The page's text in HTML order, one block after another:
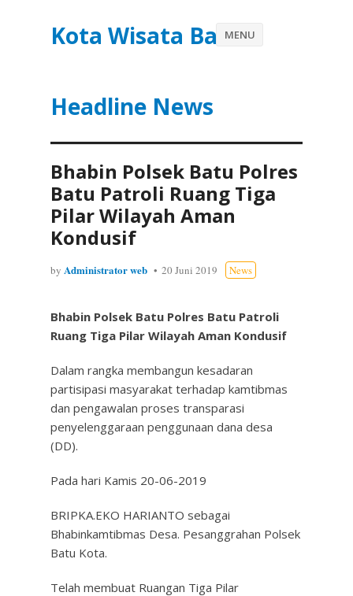
Kota Wisata Batu
Headline News
MENU
Bhabin Polsek Batu Polres
Batu Patroli Ruang Tiga
Pilar Wilayah Aman
Kondusif
by Administrator web 20 Juni 2019 News
Bhabin Polsek Batu Polres Batu Patroli
Ruang Tiga Pilar Wilayah Aman Kondusif
Dalam rangka membangun kesadaran
partisipasi masyarakat terhadap kamtibmas
dan pengawalan proses transparasi
penyelenggaraan penggunaan dana desa
(DD).
Pada hari Kamis 20-06-2019
BRIPKA.EKO HARIANTO sebagai
Bhabinkamtibmas Desa. Pesanggrahan Polsek
Batu Kota.
Telah membuat Ruangan Tiga Pilar